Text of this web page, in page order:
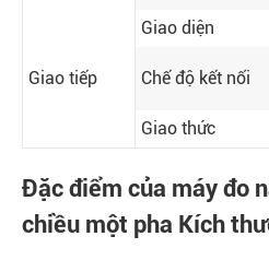
Giao tiếp
Giao diện
Chế độ kết nối
Giao thức
Đặc điểm của máy đo
chiều một pha Kích